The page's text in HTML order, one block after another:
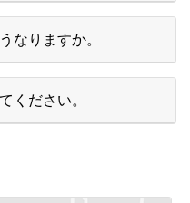
なりますか。
ください。